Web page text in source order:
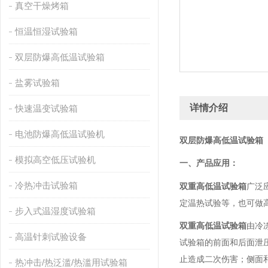
真空干燥烤箱
恒温恒湿试验箱
双层防爆高低温试验箱
盐雾试验箱
快速温变试验箱
电池防爆高低温试验机
模拟高空低压试验机
冷热冲击试验箱
步入式温湿度试验箱
高温针刺试验设备
热冲击/热泛滥/热滥用试验箱
详情介绍
双层防爆高低温试验箱
一、 产品应用：
双重高低温试验箱广泛
定温热试验等，也可做
双重高低温试验箱由冷
试验箱的前面和后面泄
止造成二次伤害；侧